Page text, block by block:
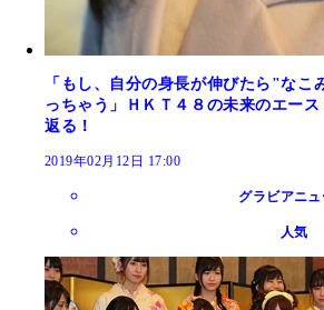
「もし、自分の身長が伸びたら"なこ
っちゃう」ＨＫＴ４８の未来のエー
返る！
2019年02月12日 17:00
グラビアニュ
人気